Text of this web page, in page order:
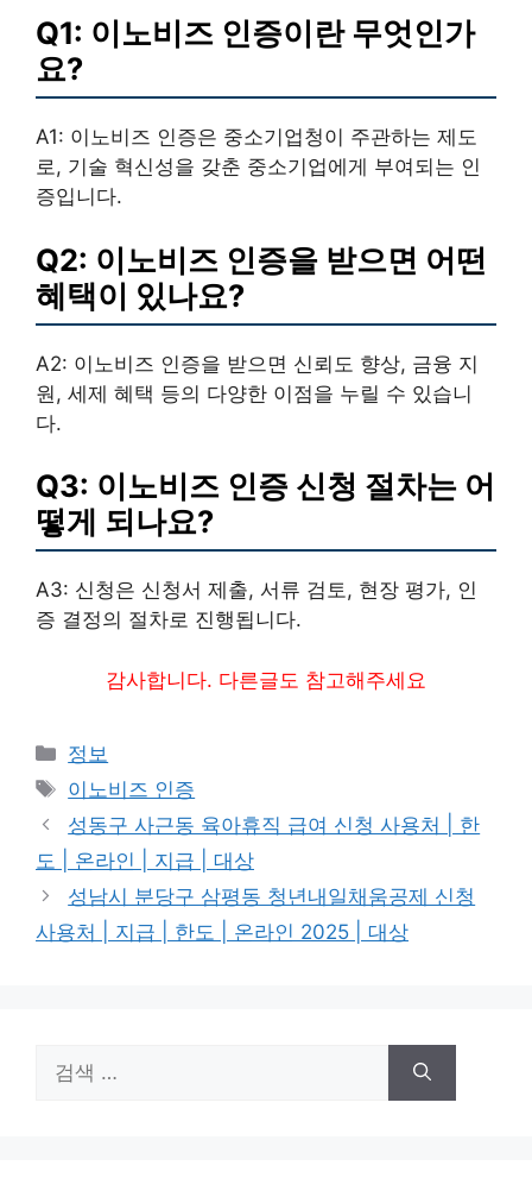
Q1: 이노비즈 인증이란 무엇인가
요?
A1: 이노비즈 인증은 중소기업청이 주관하는 제도
로, 기술 혁신성을 갖춘 중소기업에게 부여되는 인
증입니다.
Q2: 이노비즈 인증을 받으면 어떤
혜택이 있나요?
A2: 이노비즈 인증을 받으면 신뢰도 향상, 금융 지
원, 세제 혜택 등의 다양한 이점을 누릴 수 있습니
다.
Q3: 이노비즈 인증 신청 절차는 어
떻게 되나요?
A3: 신청은 신청서 제출, 서류 검토, 현장 평가, 인
증 결정의 절차로 진행됩니다.
감사합니다. 다른글도 참고해주세요
카
테
고
리
정보
태
그
이노비즈 인증
성동구 사근동 육아휴직 급여 신청 사용처 | 한
도 | 온라인 | 지급 | 대상
성남시 분당구 삼평동 청년내일채움공제 신청
사용처 | 지급 | 한도 | 온라인 2025 | 대상
색: